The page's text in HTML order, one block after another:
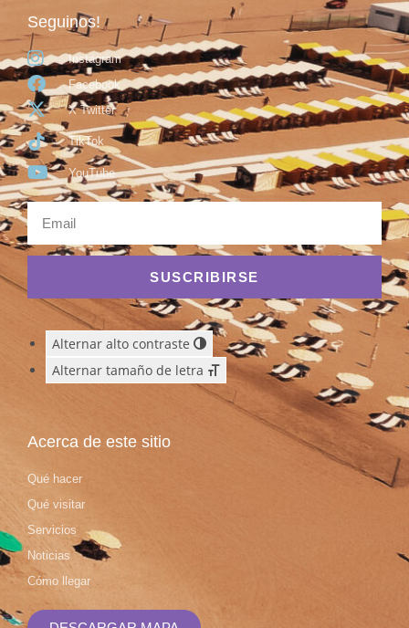
Seguinos!
Instagram
Facebook
X Twitter
TikTok
YouTube
SUSCRIBIRSE
Alternar alto contraste
Alternar tamaño de letra
Acerca de este sitio
Qué hacer
Qué visitar
Servicios
Noticias
Cómo llegar